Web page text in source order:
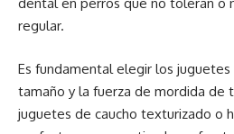
regular.
Es fundamental elegir los
tamaño y la fuerza de mordida de
juguetes de caucho texturizado o